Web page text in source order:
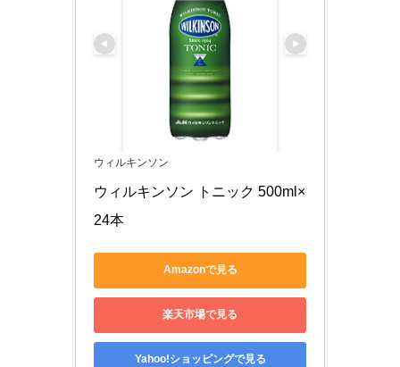
ウィルキンソン
ウィルキンソン トニック 500ml×
24本
Amazonで見る
楽天市場で見る
Yahoo!ショッピングで見る